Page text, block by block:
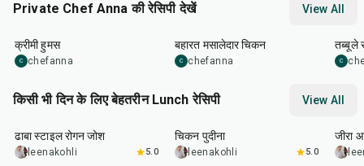
Private Chef Anna की रेसिपी देखें View All
क्रीमी हुमस
C chefanna
50
बहारत मसालेदार चिकन
C chefanna
तब्बूले
C
किसी भी दिन के लिए बेहतरीन Lunch रेसिपी View All
1 min
ढाबा स्टाइल रोगन जोश
leenakohli 5.0
hr 15
चिकन पुदीना
leenakohli 5.0
जीरा